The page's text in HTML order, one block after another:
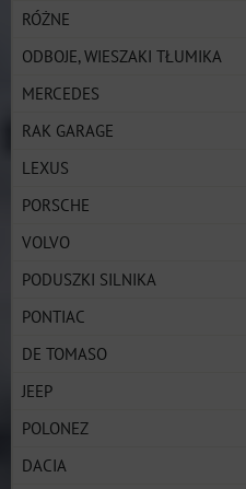
RÓŻNE
ODBOJE, WIESZAKI TŁUMIKA
MERCEDES
RAK GARAGE
LEXUS
PORSCHE
VOLVO
PODUSZKI SILNIKA
PONTIAC
DE TOMASO
JEEP
POLONEZ
DACIA